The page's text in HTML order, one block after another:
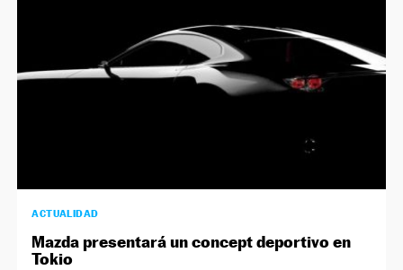
ACTUALIDAD
Mazda presentará un concept deportivo en
Tokio